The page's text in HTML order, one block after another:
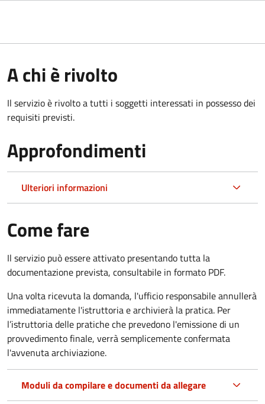
A chi è rivolto
Il servizio è rivolto a tutti i soggetti interessati in possesso dei
requisiti previsti.
Approfondimenti
Ulteriori informazioni
Come fare
Il servizio può essere attivato presentando tutta la
documentazione prevista, consultabile in formato PDF.
Una volta ricevuta la domanda, l'ufficio responsabile annullerà
immediatamente l'istruttoria e archivierà la pratica. Per
l’istruttoria delle pratiche che prevedono l'emissione di un
provvedimento finale, verrà semplicemente confermata
l'avvenuta archiviazione.
Moduli da compilare e documenti da allegare